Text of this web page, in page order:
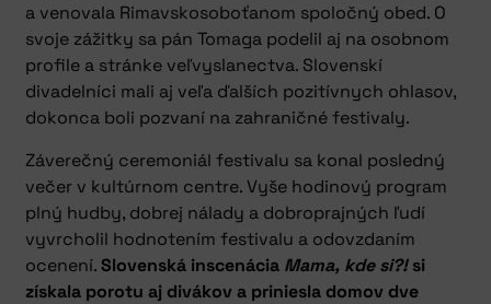
a venovala Rimavskosoboťanom spoločný obed. O
svoje zážitky sa pán Tomaga podelil aj na osobnom
profile a stránke veľvyslanectva. Slovenskí
divadelníci mali aj veľa ďalších pozitívnych ohlasov,
dokonca boli pozvaní na zahraničné festivaly.
Záverečný ceremoniál festivalu sa konal posledný
večer v kultúrnom centre. Vyše hodinový program
plný hudby, dobrej nálady a dobroprajných ľudí
vyvrcholil hodnotením festivalu a odovzdaním
ocenení.Slovenská inscenácia Mama, kde si?!si
získala porotu aj divákov a priniesla domov dve